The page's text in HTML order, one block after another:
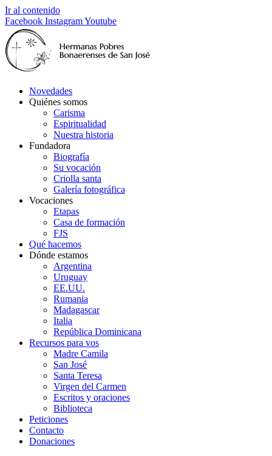
Ir al contenido
Facebook InstagramYoutube
Novedades
Quiénes somos
Carisma
Espiritualidad
Nuestra historia
Fundadora
Biografía
Su vocación
Criolla santa
Galería fotográfica
Vocaciones
Etapas
Casa de formación
FJS
Qué hacemos
Dónde estamos
Argentina
Uruguay
EE.UU.
Rumania
Madagascar
Italia
República Dominicana
Recursos para vos
Madre Camila
San José
Santa Teresa
Virgen del Carmen
Escritos y oraciones
Biblioteca
Peticiones
Contacto
Donaciones